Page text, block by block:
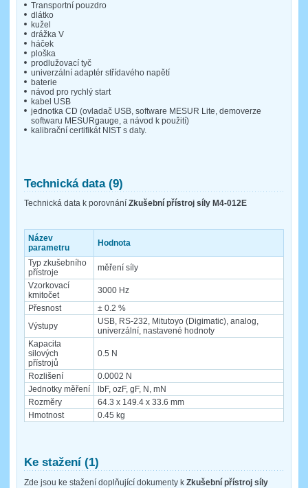
Transportní pouzdro
dlátko
kužel
drážka V
háček
ploška
prodlužovací tyč
univerzální adaptér střídavého napětí
baterie
návod pro rychlý start
kabel USB
jednotka CD (ovladač USB, software MESUR Lite, demoverze
softwaru MESURgauge, a návod k použití)
kalibrační certifikát NIST s daty.
Technická data (9)
Technická data k porovnání Zkušební přístroj síly M4-012E
Název
parametru
Hodnota
Typ zkušebního
přístroje
měření síly
Vzorkovací
kmitočet
3000 Hz
Přesnost
± 0.2 %
Výstupy
USB, RS-232, Mitutoyo (Digimatic), analog,
univerzální, nastavené hodnoty
Kapacita
silových
přístrojů
0.5 N
Rozlišení
0.0002 N
Jednotky měření
lbF, ozF, gF, N, mN
Rozměry
64.3 x 149.4 x 33.6 mm
Hmotnost
0.45 kg
Ke stažení (1)
Zde jsou ke stažení doplňující dokumenty k Zkušební přístroj síly